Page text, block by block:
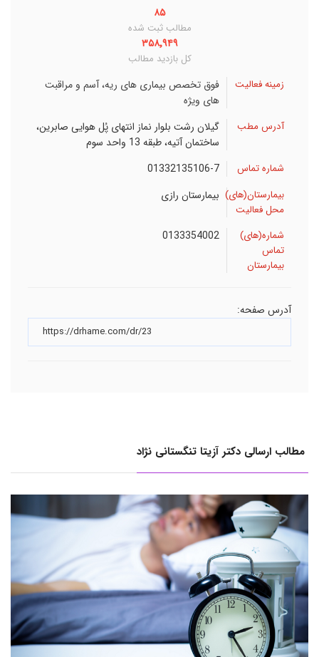
۸۵
مطالب ثبت شده
۳۵۸٬۹۴۹
کل بازدید مطالب
زمینه فعالیت
فوق تخصص بیماری های ریه، آسم و مراقبت
های ویژه
آدرس مطب گیلان رشت بلوار نماز انتهای پُل هوایی صابرین،
ساختمان آتیه، طبقه 13 واحد سوم
شماره تماس 01332135106-7
بیمارستان(های)
محل فعالیت
بیمارستان رازی
شماره(های)
تماس
بیمارستان
0133354002
آدرس صفحه:
مطالب ارسالی دکتر آزیتا تنگستانی نژاد